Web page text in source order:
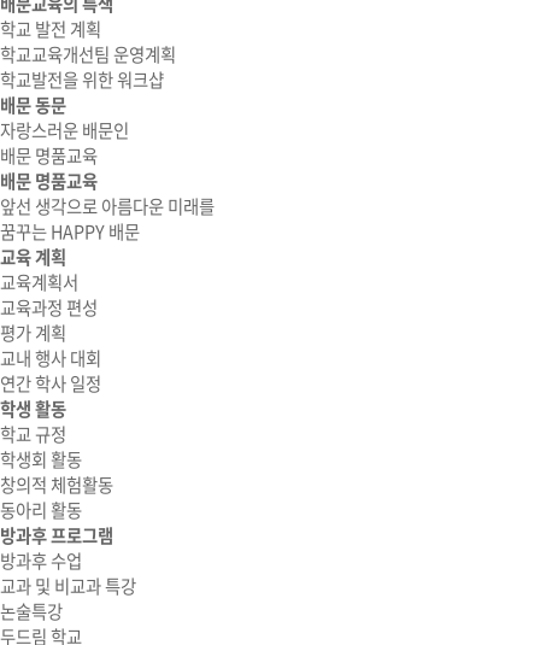
학교 발전 계획
학교교육개선팀 운영계획
학교발전을 위한 워크샵
배문 동문
자랑스러운 배문인
배문 명품교육
배문 명품교육
앞선 생각으로 아름다운 미래를
꿈꾸는 HAPPY 배문
교육 계획
교육계획서
교육과정 편성
평가 계획
교내 행사 대회
연간 학사 일정
학생 활동
학교 규정
학생회 활동
창의적 체험활동
동아리 활동
방과후 프로그램
방과후 수업
교과 및 비교과 특강
논술특강
두드림 학교